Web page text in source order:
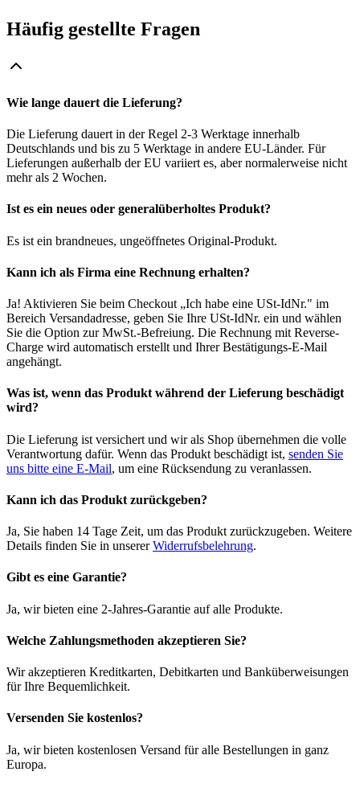
Häufig gestellte Fragen
Wie lange dauert die Lieferung?
Die Lieferung dauert in der Regel 2-3 Werktage innerhalb
Deutschlands und bis zu 5 Werktage in andere EU-Länder. Für
Lieferungen außerhalb der EU variiert es, aber normalerweise nicht
mehr als 2 Wochen.
Ist es ein neues oder generalüberholtes Produkt?
Es ist ein brandneues, ungeöffnetes Original-Produkt.
Kann ich als Firma eine Rechnung erhalten?
Ja! Aktivieren Sie beim Checkout „Ich habe eine USt-IdNr." im
Bereich Versandadresse, geben Sie Ihre USt-IdNr. ein und wählen
Sie die Option zur MwSt.-Befreiung. Die Rechnung mit Reverse-
Charge wird automatisch erstellt und Ihrer Bestätigungs-E-Mail
angehängt.
Was ist, wenn das Produkt während der Lieferung beschädigt
wird?
Die Lieferung ist versichert und wir als Shop übernehmen die volle
Verantwortung dafür. Wenn das Produkt beschädigt ist, senden Sie
uns bitte eine E-Mail, um eine Rücksendung zu veranlassen.
Kann ich das Produkt zurückgeben?
Ja, Sie haben 14 Tage Zeit, um das Produkt zurückzugeben. Weitere
Details finden Sie in unsererWiderrufsbelehrung.
Gibt es eine Garantie?
Ja, wir bieten eine 2-Jahres-Garantie auf alle Produkte.
Welche Zahlungsmethoden akzeptieren Sie?
Wir akzeptieren Kreditkarten, Debitkarten und Banküberweisungen
für Ihre Bequemlichkeit.
Versenden Sie kostenlos?
Ja, wir bieten kostenlosen Versand für alle Bestellungen in ganz
Europa.